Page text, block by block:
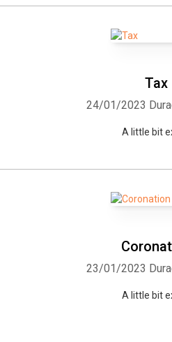
Tax
24/01/2023
A little bit
23/01/2023
A little bit